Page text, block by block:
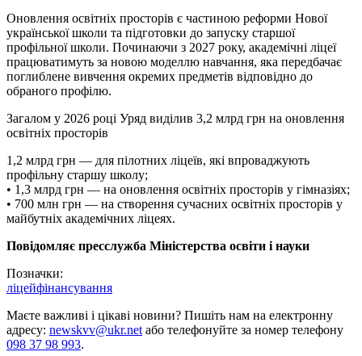
Оновлення освітніх просторів є частиною реформи Нової
української школи та підготовки до запуску старшої
профільної школи. Починаючи з 2027 року, академічні ліцеї
працюватимуть за новою моделлю навчання, яка передбачає
поглиблене вивчення окремих предметів відповідно до
обраного профілю.
Загалом у 2026 році Уряд виділив 3,2 млрд грн на оновлення
освітніх просторів
1,2 млрд грн — для пілотних ліцеїв, які впроваджують
профільну старшу школу;
• 1,3 млрд грн — на оновлення освітніх просторів у гімназіях;
• 700 млн грн — на створення сучасних освітніх просторів у
майбутніх академічних ліцеях.
Повідомляє пресслужба Міністерства освіти і науки
Позначки:
ліцейфінансування
Маєте важливі і цікаві новини? Пишіть нам на електронну
адресу: newskvv@ukr.netабо телефонуйте за номер телефону
098 37 98 993.